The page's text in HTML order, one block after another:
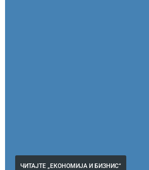
ЧИТАЈТЕ „ЕКОНОМИЈА И БИЗНИС“